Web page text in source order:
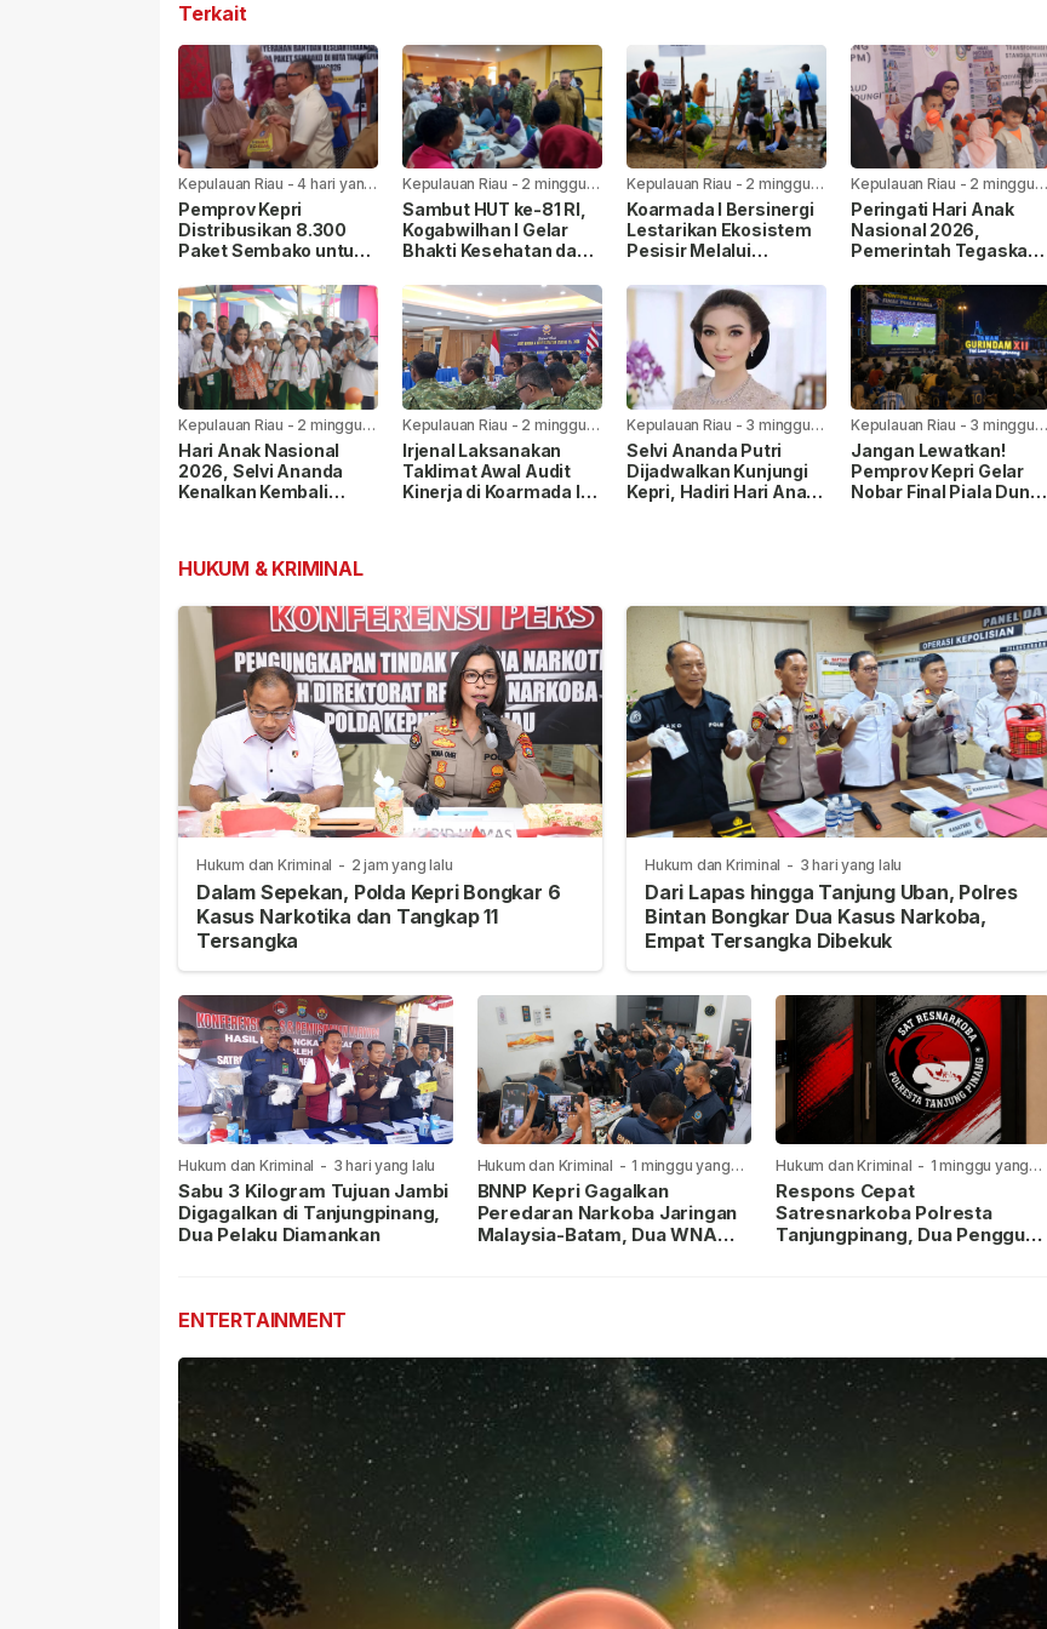
Terkait
Kepulauan Riau -4 hari yang
lalu
Pemprov Kepri
Distribusikan 8.300
Paket Sembako untuk
Kabupaten/Kota
Kepulauan Riau - 2 minggu
yang lalu
Sambut HUT ke-81 RI,
Kogabwilhan I Gelar
Bhakti Kesehatan dan
Tanjungpinang
Kepulauan Riau - 2 minggu
yang lalu
Koarmada I Bersinergi
Lestarikan Ekosistem
Pesisir Melalui
Kepulauan Riau - 2 minggu
yang lalu
Peringati Hari Anak
Nasional 2026,
Pemerintah Tegaskan
Anak
Kepulauan Riau - 2 minggu
yang lalu
Hari Anak Nasional
2026, Selvi Ananda
Kenalkan Kembali
Kepulauan Riau - 2 minggu
yang lalu
Irjenal Laksanakan
Taklimat Awal Audit
Kinerja di Koarmada I,
Kepulauan Riau - 3 minggu
yang lalu
Selvi Ananda Putri
Dijadwalkan Kunjungi
Kepri, Hadiri Hari Anak
Kepulauan Riau - 3 minggu
yang lalu
Jangan Lewatkan!
Pemprov Kepri Gelar
Nobar Final Piala Dunia
HUKUM & KRIMINAL
Hukum dan Kriminal - 2 jam yang lalu
Dalam Sepekan, Polda Kepri Bongkar 6
Kasus Narkotika dan Tangkap 11
Tersangka
Hukum dan Kriminal - 3 hari yang lalu
Dari Lapas hingga Tanjung Uban, Polres
Bintan Bongkar Dua Kasus Narkoba,
Empat Tersangka Dibekuk
Hukum dan Kriminal - 3 hari yang lalu
Sabu 3 Kilogram Tujuan Jambi
Digagalkan di Tanjungpinang,
Dua Pelaku Diamankan
Hukum dan Kriminal - 1 minggu yang
lalu
BNNP Kepri Gagalkan
Peredaran Narkoba Jaringan
Malaysia-Batam, Dua WNA
Hukum dan Kriminal - 1 minggu yang
lalu
Respons Cepat
Satresnarkoba Polresta
Tanjungpinang, Dua Pengguna
ENTERTAINMENT